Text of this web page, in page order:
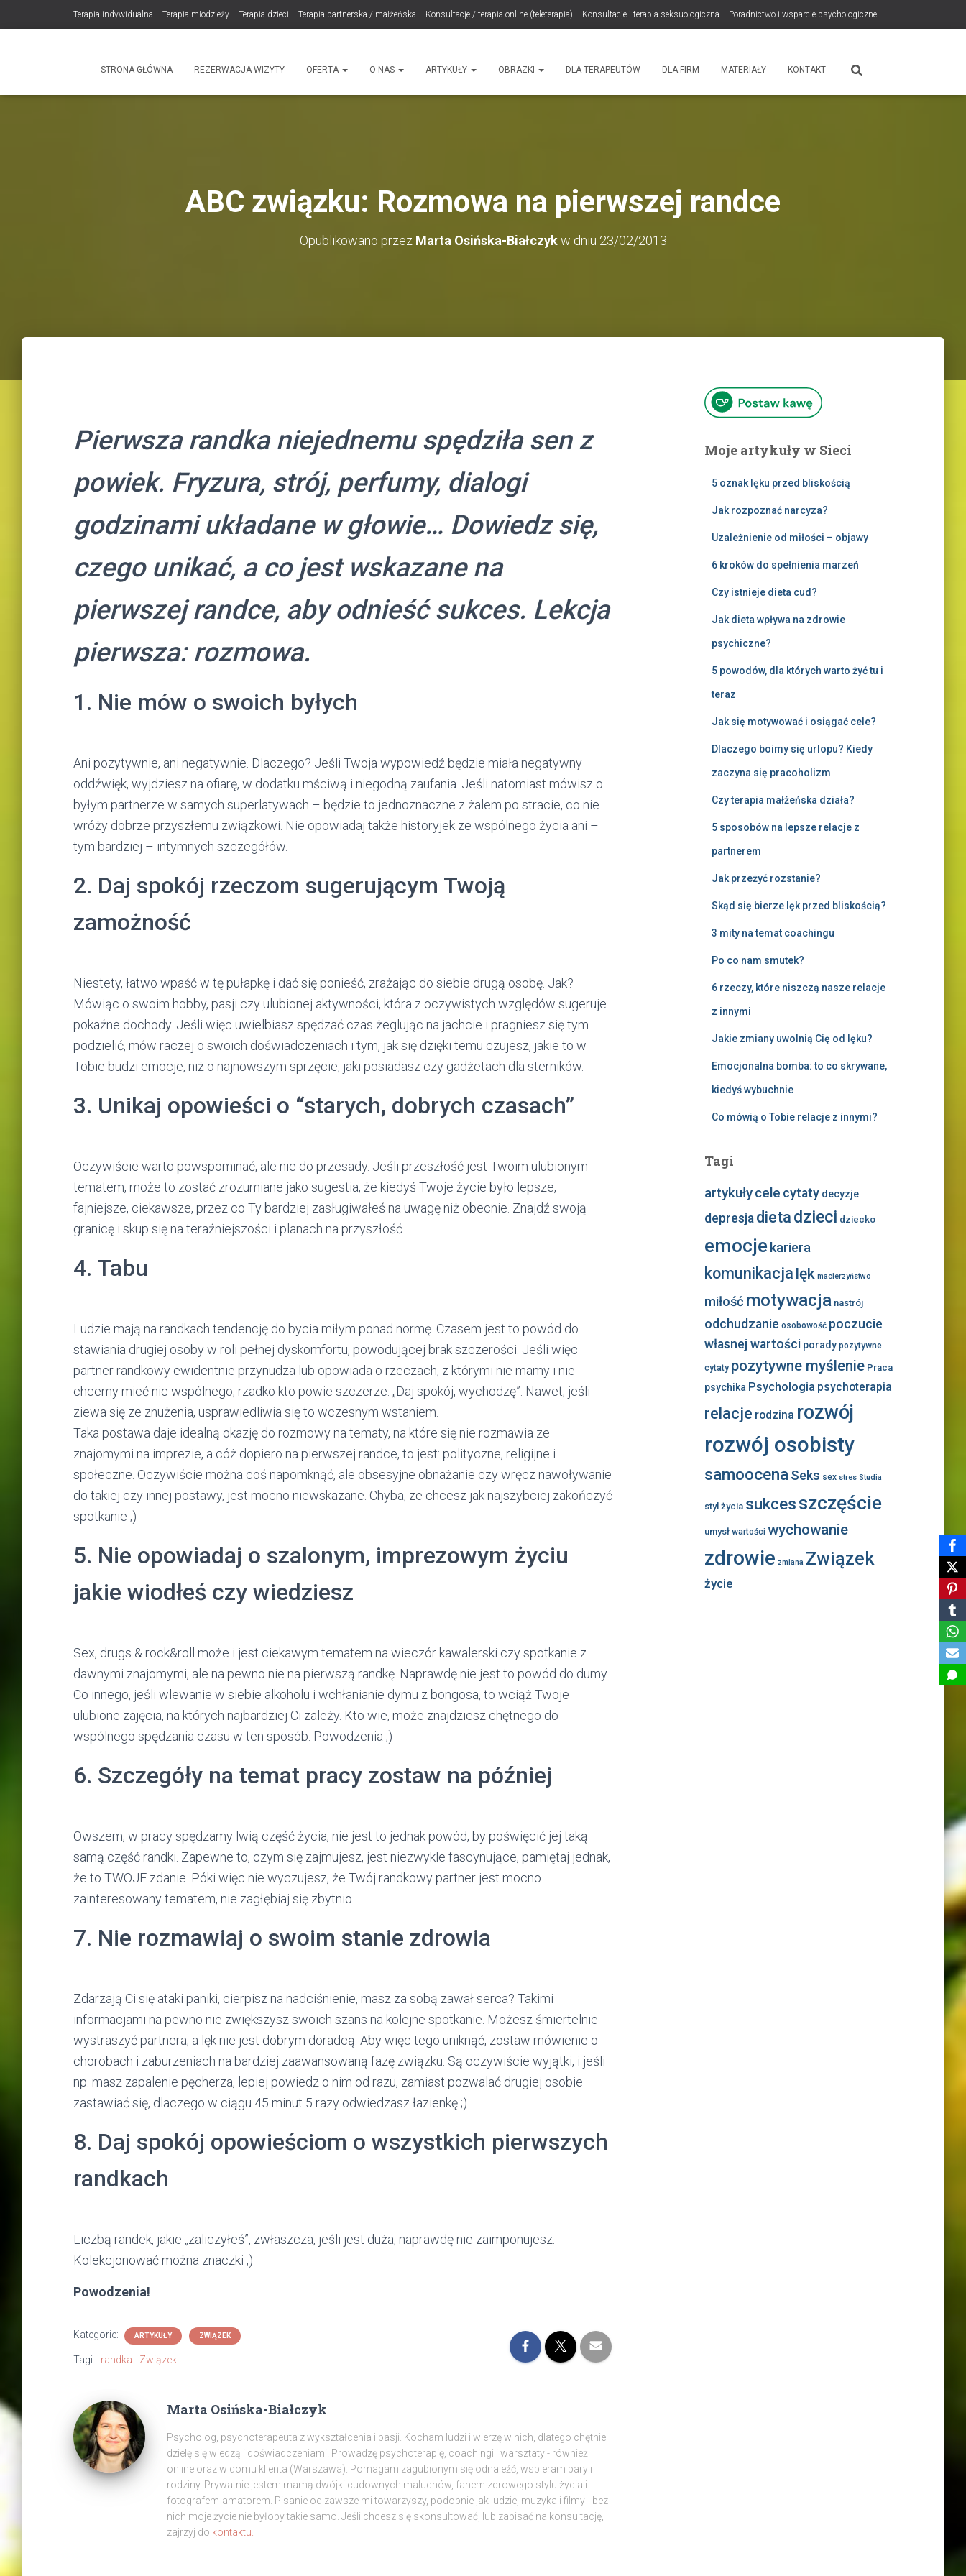
Terapia indywidualna Terapia młodzieży Terapia dzieci Terapia partnerska / małżeńska Konsultacje / terapia online (teleterapia) Konsultacje i terapia seksuologiczna Poradnictwo i wsparcie psychologiczne
ProduktySTRONA GŁÓWNA REZERWACJA WIZYTY OFERTA O NAS ARTYKUŁY OBRAZKI DLA TERAPEUTÓW DLA FIRM MATERIAŁY KONTAKT
ABC związku: Rozmowa na pierwszej randce
Opublikowano przez Marta Osińska-Białczykw dniu 23/02/2013
Pierwsza randka niejednemu spędziła sen z
powiek. Fryzura, strój, perfumy, dialogi
godzinami układane w głowie… Dowiedz się,
czego unikać, a co jest wskazane na
pierwszej randce, aby odnieść sukces. Lekcja
pierwsza: rozmowa.
1. Nie mów o swoich byłych
Ani pozytywnie, ani negatywnie. Dlaczego? Jeśli Twoja wypowiedź będzie miała negatywny
oddźwięk, wyjdziesz na ofiarę, w dodatku mściwą i niegodną zaufania. Jeśli natomiast mówisz o
byłym partnerze w samych superlatywach – będzie to jednoznaczne z żalem po stracie, co nie
wróży dobrze przyszłemu związkowi. Nie opowiadaj także historyjek ze wspólnego życia ani –
tym bardziej – intymnych szczegółów.
2. Daj spokój rzeczom sugerującym Twoją
zamożność
Niestety, łatwo wpaść w tę pułapkę i dać się ponieść, zrażając do siebie drugą osobę. Jak?
Mówiąc o swoim hobby, pasji czy ulubionej aktywności, która z oczywistych względów sugeruje
pokaźne dochody. Jeśli więc uwielbiasz spędzać czas żeglując na jachcie i pragniesz się tym
podzielić, mów raczej o swoich doświadczeniach i tym, jak się dzięki temu czujesz, jakie to w
Tobie budzi emocje, niż o najnowszym sprzęcie, jaki posiadasz czy gadżetach dla sterników.
3. Unikaj opowieści o “starych, dobrych czasach”
Oczywiście warto powspominać, ale nie do przesady. Jeśli przeszłość jest Twoim ulubionym
tematem, może to zostać zrozumiane jako sugestia, że kiedyś Twoje życie było lepsze,
fajniejsze, ciekawsze, przez co Ty bardziej zasługiwałeś na uwagę niż obecnie. Znajdź swoją
granicę i skup się na teraźniejszości i planach na przyszłość.
4. Tabu
Ludzie mają na randkach tendencję do bycia miłym ponad normę. Czasem jest to powód do
stawiania drugiej osoby w roli pełnej dyskomfortu, powodującej brak szczerości. Jeśli więc
partner randkowy ewidentnie przynudza lub opowiada o rzeczach, z którymi nie mamy i nie
chcemy mieć nic wspólnego, rzadko kto powie szczerze: „Daj spokój, wychodzę”. Nawet, jeśli
ziewa się ze znużenia, usprawiedliwia się to wczesnym wstaniem.
Taka postawa daje idealną okazję do rozmowy na tematy, na które się nie rozmawia ze
znajomymi na imprezie, a cóż dopiero na pierwszej randce, to jest: polityczne, religijne i
społeczne. Oczywiście można coś napomknąć, ale obsesyjne obnażanie czy wręcz nawoływanie
do takiej czy innej postawy, jest mocno niewskazane. Chyba, ze chcesz jak najszybciej zakończyć
spotkanie ;)
5. Nie opowiadaj o szalonym, imprezowym życiu
jakie wiodłeś czy wiedziesz
Sex, drugs & rock&roll może i jest ciekawym tematem na wieczór kawalerski czy spotkanie z
dawnymi znajomymi, ale na pewno nie na pierwszą randkę. Naprawdę nie jest to powód do dumy.
Co innego, jeśli wlewanie w siebie alkoholu i wchłanianie dymu z bongosa, to wciąż Twoje
ulubione zajęcia, na których najbardziej Ci zależy. Kto wie, może znajdziesz chętnego do
wspólnego spędzania czasu w ten sposób. Powodzenia ;)
6. Szczegóły na temat pracy zostaw na później
Owszem, w pracy spędzamy lwią część życia, nie jest to jednak powód, by poświęcić jej taką
samą część randki. Zapewne to, czym się zajmujesz, jest niezwykle fascynujące, pamiętaj jednak,
że to TWOJE zdanie. Póki więc nie wyczujesz, że Twój randkowy partner jest mocno
zainteresowany tematem, nie zagłębiaj się zbytnio.
7. Nie rozmawiaj o swoim stanie zdrowia
Zdarzają Ci się ataki paniki, cierpisz na nadciśnienie, masz za sobą zawał serca? Takimi
informacjami na pewno nie zwiększysz swoich szans na kolejne spotkanie. Możesz śmiertelnie
wystraszyć partnera, a lęk nie jest dobrym doradcą. Aby więc tego uniknąć, zostaw mówienie o
chorobach i zaburzeniach na bardziej zaawansowaną fazę związku. Są oczywiście wyjątki, i jeśli
np. masz zapalenie pęcherza, lepiej powiedz o nim od razu, zamiast pozwalać drugiej osobie
zastawiać się, dlaczego w ciągu 45 minut 5 razy odwiedzasz łazienkę ;)
8. Daj spokój opowieściom o wszystkich pierwszych
randkach
Liczbą randek, jakie „zaliczyłeś”, zwłaszcza, jeśli jest duża, naprawdę nie zaimponujesz.
Kolekcjonować można znaczki ;)
Powodzenia!
Kategorie: ARTYKUŁY ZWIĄZEK
Tagi: randka Związek
Marta Osińska-Białczyk
Psycholog, psychoterapeuta z wykształcenia i pasji. Kocham ludzi i wierzę w nich, dlatego chętnie
dzielę się wiedzą i doświadczeniami. Prowadzę psychoterapię, coachingi i warsztaty - również
online oraz w domu klienta (Warszawa). Pomagam zagubionym się odnaleźć, wspieram pary i
rodziny. Prywatnie jestem mamą dwójki cudownych maluchów, fanem zdrowego stylu życia i
fotografem-amatorem. Pisanie od zawsze mi towarzyszy, podobnie jak ludzie, muzyka i filmy - bez
nich moje życie nie byłoby takie samo. Jeśli chcesz się skonsultować, lub zapisać na konsultację,
zajrzyj do kontaktu.
Moje artykuły w Sieci
5 oznak lęku przed bliskością
Jak rozpoznać narcyza?
Uzależnienie od miłości – objawy
6 kroków do spełnienia marzeń
Czy istnieje dieta cud?
Jak dieta wpływa na zdrowie
psychiczne?
5 powodów, dla których warto żyć tu i
teraz
Jak się motywować i osiągać cele?
Dlaczego boimy się urlopu? Kiedy
zaczyna się pracoholizm
Czy terapia małżeńska działa?
5 sposobów na lepsze relacje z
partnerem
Jak przeżyć rozstanie?
Skąd się bierze lęk przed bliskością?
3 mity na temat coachingu
Po co nam smutek?
6 rzeczy, które niszczą nasze relacje
z innymi
Jakie zmiany uwolnią Cię od lęku?
Emocjonalna bomba: to co skrywane,
kiedyś wybuchnie
Co mówią o Tobie relacje z innymi?
Tagi
artykuły cele cytaty decyzje
depresja dieta dzieci dziecko
emocje kariera
komunikacja lęk macierzyństwo
miłość motywacja nastrój
odchudzanie osobowość poczucie
własnej wartości porady pozytywne
cytaty pozytywne myślenie Praca
psychika Psychologia psychoterapia
relacje rodzina rozwój
rozwój osobisty
samoocena Seks sex stres Studia
styl życia sukcesszczęście
umysł wartości wychowanie
zdrowie zmiana Związek
życie